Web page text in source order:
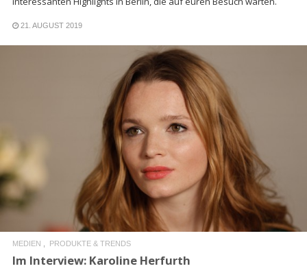
21. AUGUST 2019
READ MORE
MEDIEN PRODUKTE & TRENDS
Im Interview: Karoline Herfurth